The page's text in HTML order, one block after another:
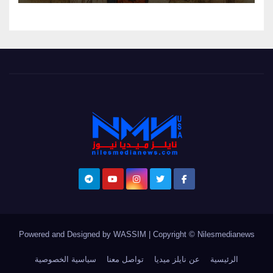
Powered and Designed by WASSIM | Copyright © Nilesmedianews
الرئيسية عن نايلز ميديا تواصل معنا سياسية الخصوصية